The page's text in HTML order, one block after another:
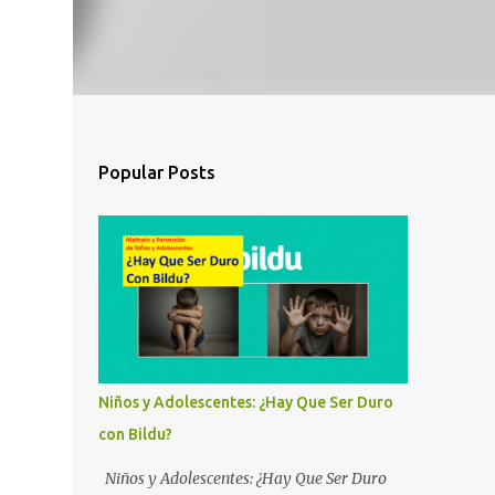
Popular Posts
Niños y Adolescentes: ¿Hay Que Ser Duro
con Bildu?
Niños y Adolescentes: ¿Hay Que Ser Duro